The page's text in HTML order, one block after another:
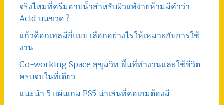
จริงไหมที่ครีมอาบน้ำสำหรับผิวแพ้ง่ายห้ามมีคำว่า
Acid บนขวด ?
แก้วค็อกเทลมีกี่แบบ เลือกอย่างไรให้เหมาะกับการใช้
งาน
Co-working Space สุขุมวิท พื้นที่ทำงานและใช้ชีวิต
ครบจบในที่เดียว
แนะนำ 5 แผ่นเกม PS5 น่าเล่นที่คอเกมต้องมี